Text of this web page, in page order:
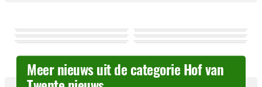
Meer nieuws uit de categorie Hof van